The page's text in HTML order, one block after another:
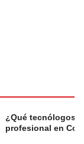
¿Qué tecnólogos
profesional en